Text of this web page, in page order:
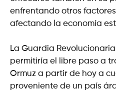
enfrentando otros
afectando la economía
La Guardia
permitiría el libre paso a
Ormuz a partir de hoy a
proveniente de un país